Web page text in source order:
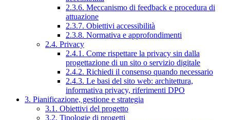
2.3.6. Meccanismo di feedback e procedura di
attuazione
2.3.7. Obiettivi accessibilità
2.3.8. Normativa e approfondimenti
2.4. Privacy
2.4.1. Come rispettare la privacy sin dalla
progettazione di un sito o servizio digitale
2.4.2. Richiedi il consenso quando necessario
2.4.3. Le basi del sito web: architettura,
informativa privacy, riferimenti DPO
3. Pianificazione, gestione e strategia
3.1. Obiettivi del progetto
3.2. Tipologie di progetti